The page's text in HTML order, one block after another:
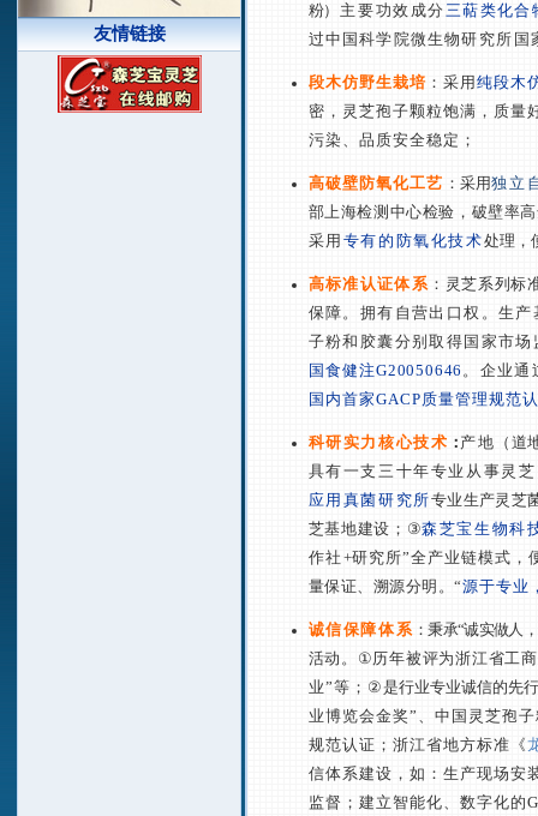
友情链接
粉） 主要功效成分 三萜类化合
过中国科学院微生物研 究所国
段木仿野生栽培：采用 纯段木
密，灵芝孢子颗粒饱满，质量
污染、品质安全稳定；
高破壁防氧化工艺 ：采用独立
部上海检测中心检验，破壁率
采用 专有的防氧化技术处理，
高标准认证体系：灵芝系列标
保障。拥有自营出口权。生
子粉和胶囊分别取得国家市
国食健注G20050646 。企业通
国内首家GACP质量管理规范
科研实力核心技术 ： 产地 （道
具有一支三十年专业从事灵芝
应用真菌研究所专业生产灵芝
芝基地建设； ③森芝宝生物科
作社 +研究所”全产业链模式，
量保证、溯源分明。“源于专业
诚信保障体系 ：秉承“诚实做人
活动。 ①历年被评为浙江省工
业”等； ②是行业专业诚信的先
业博览会金奖”、中国灵芝孢
规范认证；浙江省地方标准 《
信体系建设，如：生产现场安
监督；建立智能化、数字化的